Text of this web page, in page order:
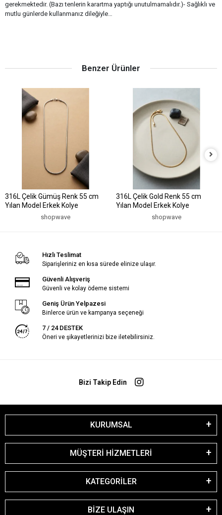
gerekmektedir. (Bazı tenlerin karartma yaptığı unutulmamalıdır.)- Sağlıklı ve
mutlu günlerde kullanmanız dileğiyle…
Benzer Ürünler
316L Çelik Gümüş Renk 55 cm
Yılan Model Erkek Kolye
shopwave
316L Çelik Gold Renk 55 cm
Yılan Model Erkek Kolye
shopwave
Hızlı Teslimat
Siparişleriniz en kısa sürede elinize ulaşır.
Güvenli Alışveriş
Güvenli ve kolay ödeme sistemi
Geniş Ürün Yelpazesi
Binlerce ürün ve kampanya seçeneği
7 / 24 DESTEK
Öneri ve şikayetlerinizi bize iletebilirsiniz.
Bizi Takip Edin
KURUMSAL
MÜŞTERİ HİZMETLERİ
KATEGORİLER
BİZE ULAŞIN